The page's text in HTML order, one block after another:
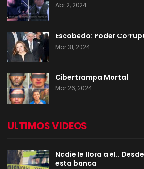
Abr 2, 2024
Escobedo: Poder
Mar 31, 2024
Cibertrampa Mortal
Mar 26, 2024
ULTIMOS VIDEOS
Nadie le llora a él..
esta banca